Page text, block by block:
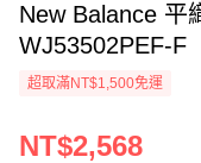
New Balance 平
WJ53502PEF-F
超取滿NT$1,500免運
NT$2,568